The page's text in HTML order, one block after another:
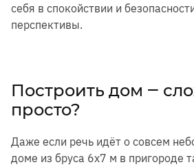
себя в спокойствии и
перспективы.
Построить дом ‒
просто?
Даже если речь идёт о совсем
доме из бруса 6х7 м в пригороде